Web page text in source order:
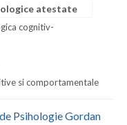
atestate
cognitiv-
si comportamentale
Psihologie Gordan